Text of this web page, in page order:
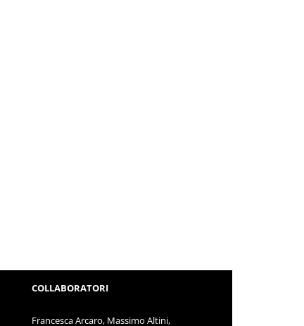
COLLABORATORI
Francesca Arcaro, Massimo Altini,